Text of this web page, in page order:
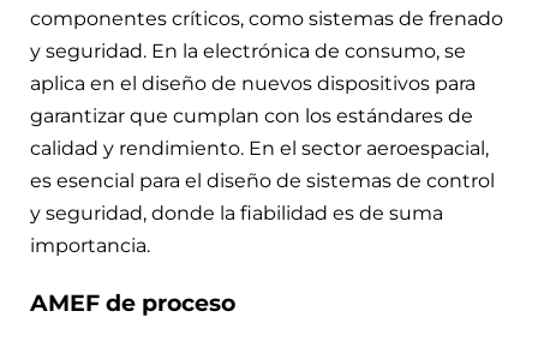
componentes críticos, como sistemas de frenado
y seguridad. En la electrónica de consumo, se
aplica en el diseño de nuevos dispositivos para
garantizar que cumplan con los estándares de
calidad y rendimiento. En el sector aeroespacial,
es esencial para el diseño de sistemas de control
y seguridad, donde la fiabilidad es de suma
importancia.
AMEF de proceso